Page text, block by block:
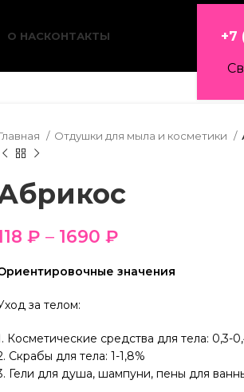
О НАСКОНТАКТЫ +7
Отдушки для мыла и косметики
₽ – 1690 ₽
значения
за телом:
Косметические средства для тела: 0,3-
Скрабы для тела: 1-1,8%
Гели для душа, шампуни, пены для